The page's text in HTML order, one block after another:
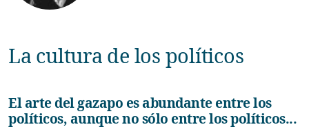
La cultura de los políticos
El arte del gazapo es abundante entre los
políticos, aunque no sólo entre los políticos...